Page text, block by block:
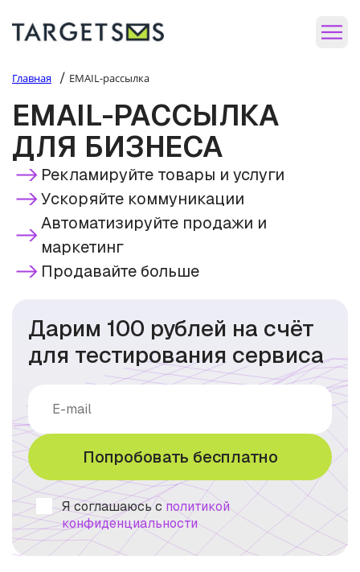
Главная / EMAIL-рассылка
EMAIL-РАССЫЛКА
ДЛЯ БИЗНЕСА
Рекламируйте товары и услуги
Ускоряйте коммуникации
Автоматизируйте продажи и
маркетинг
Продавайте больше
Дарим 100 рублей на счёт
для тестирования сервиса
Попробовать бесплатно
Я соглашаюсь сполитикой
конфиденциальности